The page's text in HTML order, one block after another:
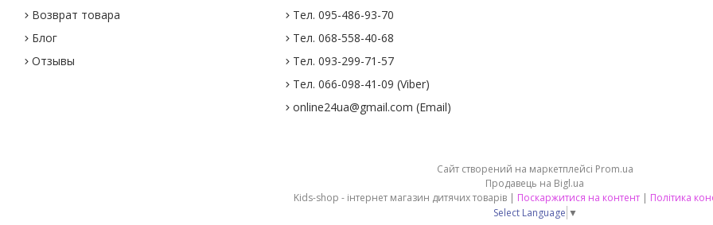
Возврат товара
Блог
Отзывы
Тел. 095-486-93-70
Тел. 068-558-40-68
Тел. 093-299-71-57
Тел. 066-098-41-09 (Viber)
online24ua@gmail.com (Email)
Сайт створений на маркетплейсі Prom.ua
Продавець на Bigl.ua
Kids-shop - інтернет магазин дитячих товарів | Поскаржитися на контент | Політика
Select Language ▼